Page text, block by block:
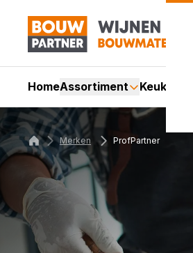
HomeAssortiment Keukens
Merken ProfPartner